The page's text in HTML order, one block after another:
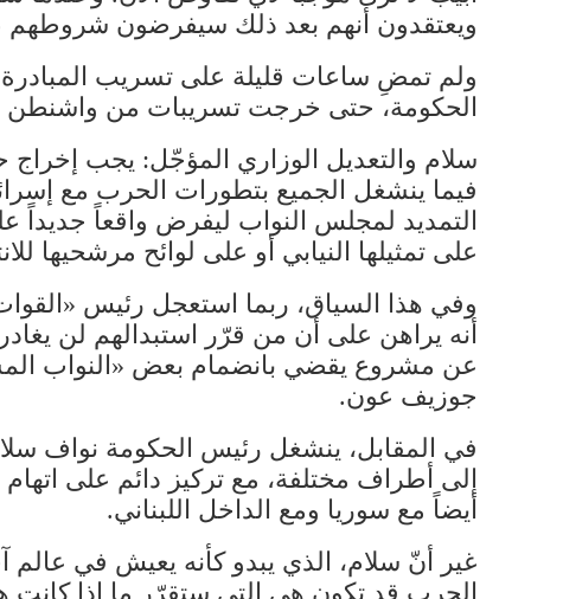
ويعتقدون أنهم بعد ذلك سيفرضون شروطهم
ولم تمضِ ساعات قليلة على تسريب المبادرة
الحكومة، حتى خرجت تسريبات من واشنطن
سلام والتعديل الوزاري المؤجّل: يجب
فيما ينشغل الجميع بتطورات الحرب مع
التمديد لمجلس النواب ليفرض واقعاً جديداً
على تمثيلها النيابي أو على لوائح مرشحيها
وفي هذا السياق، ربما استعجل رئيس
أنه يراهن على أن من قرّر استبدالهم لن
عن مشروع يقضي بانضمام بعض «النواب
جوزيف عون.
في المقابل، ينشغل رئيس الحكومة نواف
إلى أطراف مختلفة، مع تركيز دائم على
أيضاً مع سوريا ومع الداخل اللبناني.
غير أنّ سلام، الذي يبدو كأنه يعيش في عالم
الحرب قد تكون هي التي ستقرّر ما إذا